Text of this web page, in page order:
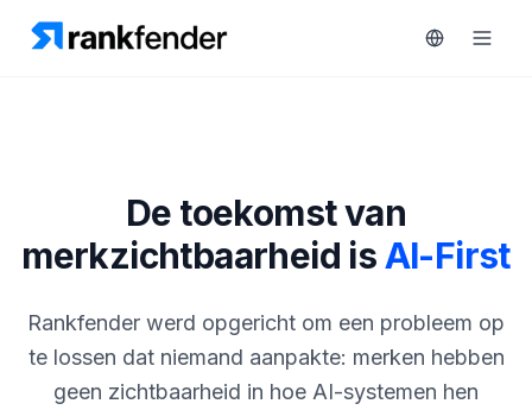
RAIVE
Engine
Concurrentietracking
Oplossingen
Gratis
tools
gratis proberenDe toekomst van
merkzichtbaarheid isAI-First
Rankfender werd opgericht om een probleem op
te lossen dat niemand aanpakte: merken hebben
geen zichtbaarheid in hoe AI-systemen hen